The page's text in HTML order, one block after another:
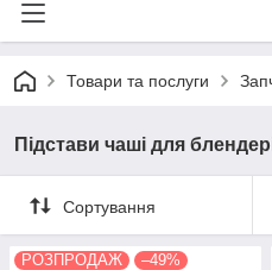
Товари та послуги
Підстави чаші для
Сортування
РОЗПРОДАЖ –49%